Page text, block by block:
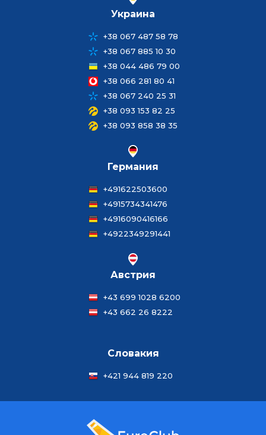
Украина
+38 067 487 58 78
+38 067 885 10 30
+38 044 486 79 00
+38 066 281 80 41
+38 067 240 25 31
+38 093 153 82 25
+38 093 858 38 35
Германия
+491622503600
+4915734341476
+4916090416166
+4922349291441
Австрия
+43 699 1028 6200
+43 662 26 8222
Словакия
+421 944 819 220